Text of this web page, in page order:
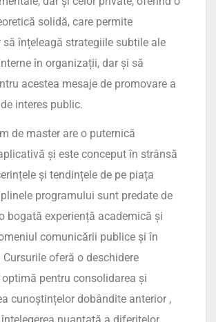
solidă, care permite
înțeleagă strategiile subtile ale
în organizații, dar și să
acestea mesaje de promovare a
interes public.
de master are o puternică
și este conceput în strânsă
și tendințele de pe piața
programului sunt predate de
bogată experiență academică și
comunicării publice și în
oferă o deschidere
pentru consolidarea și
cunoștințelor dobândite anterior ,